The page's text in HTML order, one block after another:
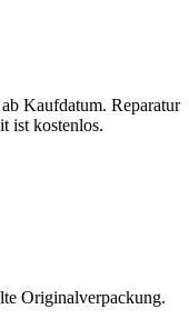
Kaufdatum. Reparatur
ist kostenlos.
Originalverpackung.